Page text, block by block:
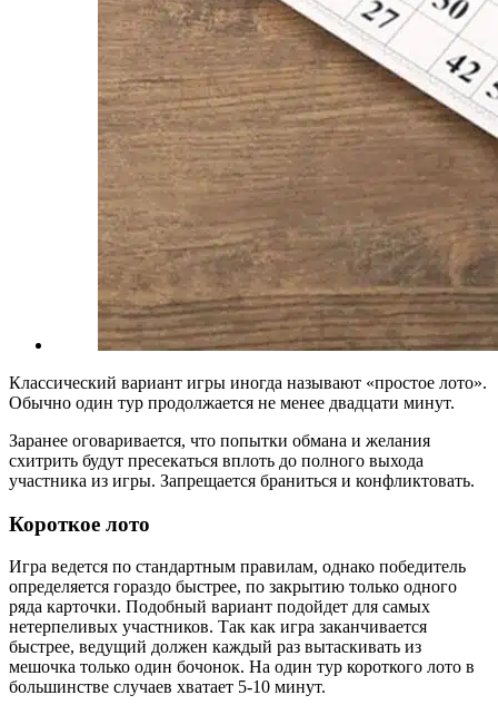
Классический вариант игры иногда называют «простое лото».
Обычно один тур продолжается не менее двадцати минут.
Заранее оговаривается, что попытки обмана и желания
схитрить будут пресекаться вплоть до полного выхода
участника из игры. Запрещается браниться и конфликтовать.
Короткое лото
Игра ведется по стандартным правилам, однако победитель
определяется гораздо быстрее, по закрытию только одного
ряда карточки. Подобный вариант подойдет для самых
нетерпеливых участников. Так как игра заканчивается
быстрее, ведущий должен каждый раз вытаскивать из
мешочка только один бочонок. На один тур короткого лото в
большинстве случаев хватает 5-10 минут.